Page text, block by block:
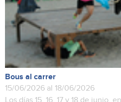
Bous al carrer
15/06/2026 al 18/06/2026